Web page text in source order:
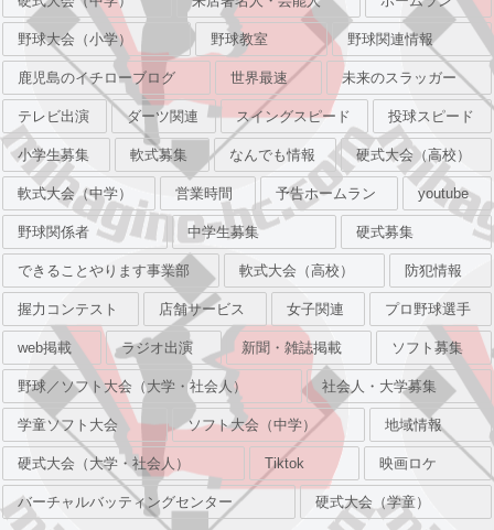
野球大会（小学） 野球教室 野球関連情報
鹿児島のイチローブログ 世界最速 未来のスラッガー
テレビ出演 ダーツ関連 スイングスピード 投球スピード
小学生募集 軟式募集 なんでも情報 硬式大会（高校）
軟式大会（中学） 営業時間 予告ホームラン youtube
野球関係者 中学生募集 硬式募集
できることやります事業部 軟式大会（高校） 防犯情報
握力コンテスト 店舗サービス 女子関連 プロ野球選手
web掲載 ラジオ出演 新聞・雑誌掲載 ソフト募集
野球／ソフト大会（大学・社会人） 社会人・大学募集
学童ソフト大会 ソフト大会（中学） 地域情報
硬式大会（大学・社会人） Tiktok 映画ロケ
バーチャルバッティングセンター 硬式大会（学童）